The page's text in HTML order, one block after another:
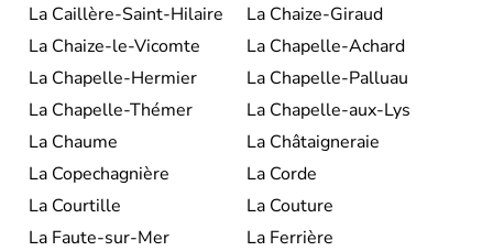
La Caillère-Saint-Hilaire
La Chaize-Giraud
La Chaize-le-Vicomte
La Chapelle-Achard
La Chapelle-Hermier
La Chapelle-Palluau
La Chapelle-Thémer
La Chapelle-aux-Lys
La Chaume
La Châtaigneraie
La Copechagnière
La Corde
La Courtille
La Couture
La Faute-sur-Mer
La Ferrière